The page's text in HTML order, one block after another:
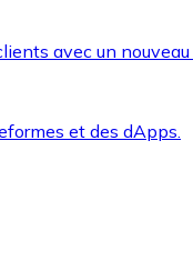
avec un
et des dApps.